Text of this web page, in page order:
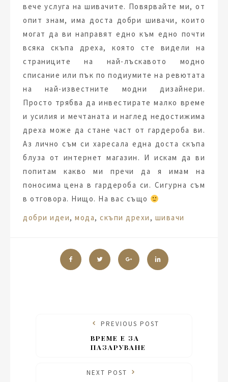
вече услуга на шивачите. Повярвайте ми, от
опит знам, има доста добри шивачи, които
могат да ви направят едно към едно почти
всяка скъпа дреха, която сте видели на
страниците на най-лъскавото модно
списание или пък по подиумите на ревютата
на най-известните модни дизайнери.
Просто трябва да инвестирате малко време
и усилия и мечтаната и наглед недостижима
дреха може да стане част от гардероба ви.
Аз лично съм си харесала една доста скъпа
блуза от интернет магазин. И искам да ви
попитам какво ми пречи да я имам на
поносима цена в гардероба си. Сигурна съм
в отговора. Нищо. На вас също
Tags:
добри идеи, мода, скъпи дрехи, шивачи
PREVIOUS POST
ВРЕМЕ Е ЗА
ПАЗАРУВАНЕ
NEXT POST